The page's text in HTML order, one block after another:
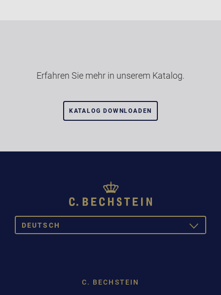
Erfahren Sie mehr in unserem Katalog.
KATALOG DOWNLOADEN
DEUTSCH
TOGGLE
C. BECHSTEIN